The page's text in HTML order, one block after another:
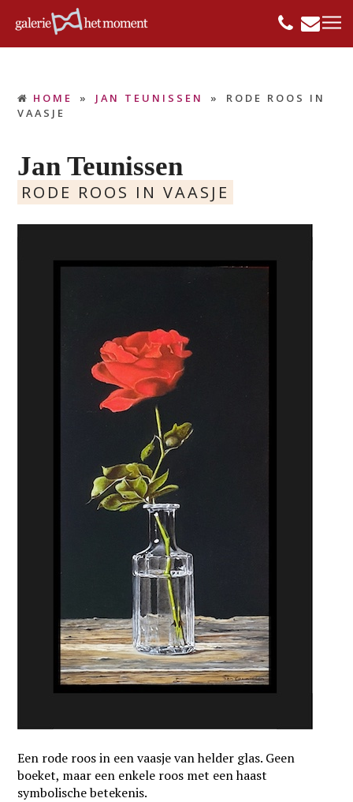
HOME » JAN TEUNISSEN »
RODE ROOS IN
VAASJE
Jan Teunissen
RODE ROOS IN VAASJE
Een rode roos in een vaasje van helder glas. Geen
boeket, maar een enkele roos met een haast
symbolische betekenis.